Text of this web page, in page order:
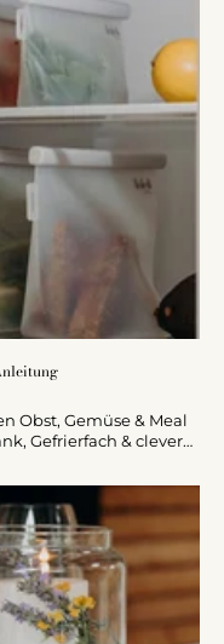
Obst, Gemüse & Meal
Gefrierfach & clevere